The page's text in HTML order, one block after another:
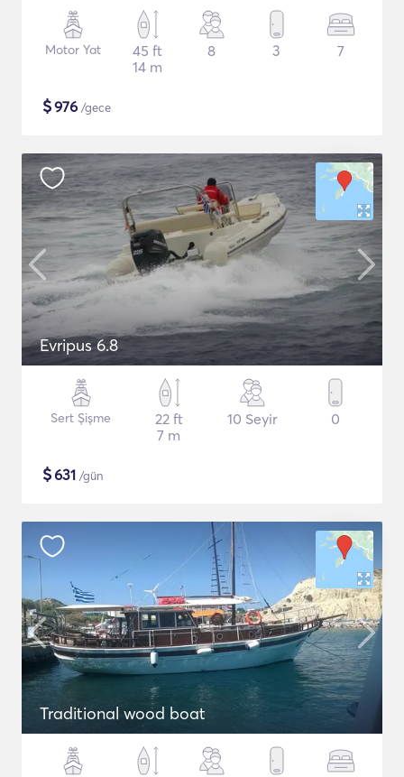
Motor Yat
45 ft
14 m
8 3 7
$976 /gece
Evripus 6.8
Sert Şişme
22 ft
7 m
10 Seyir 0
$631 /gün
Traditional wood boat